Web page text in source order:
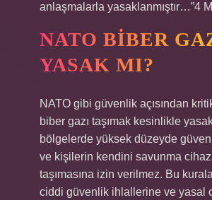
anlaşmalarla yasaklanmıştır…”4
NATO BIBER
YASAK MI?
NATO gibi güvenlik açısından
biber gazı taşımak kesinlikle
bölgelerde yüksek düzeyde
ve kişilerin kendini savunma
taşımasına izin verilmez. Bu
ciddi güvenlik ihlallerine ve yasal